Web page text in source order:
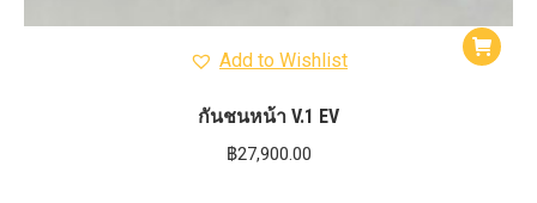
Add to Wishlist
กันชนหน้า V.1 EV
฿27,900.00